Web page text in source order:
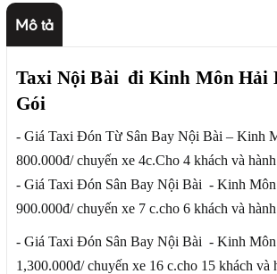
Mô tả
Taxi Nội Bài đi Kinh Môn Hải
Gói
- Giá Taxi Đón Từ Sân Bay Nội Bài – Kinh
800.000đ/ chuyến xe 4c.Cho 4 khách và
- Giá Taxi Đón Sân Bay Nội Bài - Kinh
900.000đ/ chuyến xe 7 c.cho 6 khách và
- Giá Taxi Đón Sân Bay Nội Bài - Kinh
1,300.000đ/ chuyến xe 16 c.cho 15 khách và